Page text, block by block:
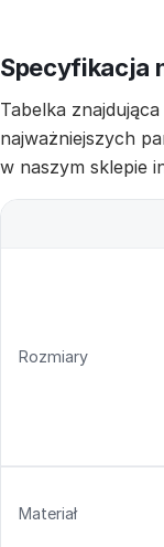
Specyfikacja
Tabelka
najważniejszych
w naszym sklepie
Rozmiary
Materiał